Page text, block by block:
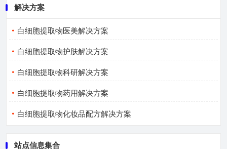
解决方案
白细胞提取物医美解决方案
白细胞提取物护肤解决方案
白细胞提取物科研解决方案
白细胞提取物药用解决方案
白细胞提取物化妆品配方解决方案
站点信息集合